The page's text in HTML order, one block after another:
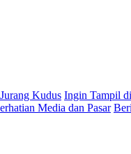
Kudus Ingin Tampil
Media dan Pasar